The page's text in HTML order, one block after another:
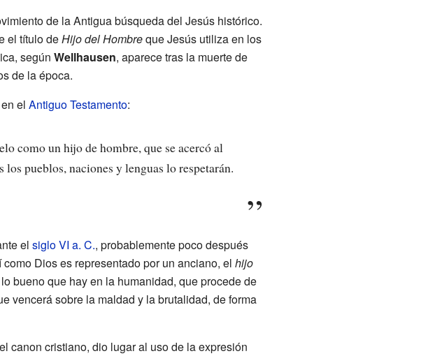
de la Antigua búsqueda del Jesús histórico.
el título deHijo del Hombreque Jesús utiliza en los
según Wellhausen, aparece tras la muerte de
de la época.
el Antiguo Testamento:
como un hijo de hombre, que se acercó al
pueblos, naciones y lenguas lo respetarán.
el siglo VI a. C., probablemente poco después
Dios es representado por un anciano, el hijo
bueno que hay en la humanidad, que procede de
vencerá sobre la maldad y la brutalidad, de forma
canon cristiano, dio lugar al uso de la expresión